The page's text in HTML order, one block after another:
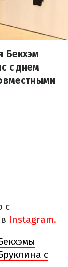
Бекхэм
с днем
с
Instagram.
с